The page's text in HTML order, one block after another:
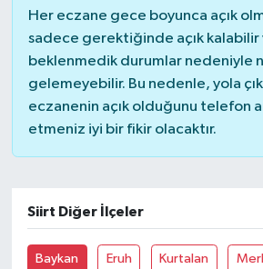
Her eczane gece boyunca açık
sadece gerektiğinde açık kalabilir
beklenmedik durumlar nedeniyle
gelemeyebilir. Bu nedenle, yola
eczanenin açık olduğunu telefon
etmeniz iyi bir fikir olacaktır.
Siirt Diğer İlçeler
Baykan Eruh Kurtalan